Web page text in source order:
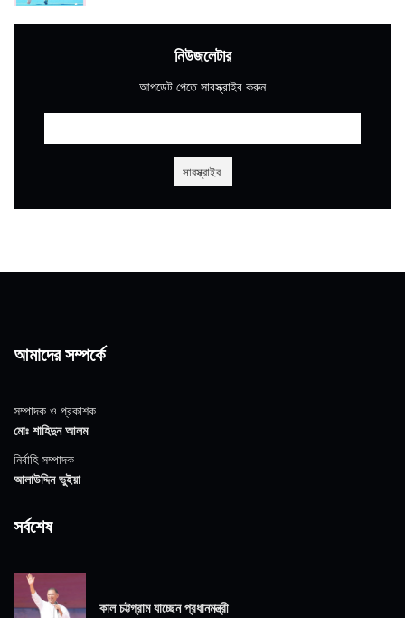
নিউজলেটার
আপডেট পেতে সাবস্ক্রাইব করুন
আমাদের সম্পর্কে
সম্পাদক ও প্রকাশক
মোঃ শাহিদুন আলম
নির্বাহি সম্পাদক
আলাউদ্দিন ভুইয়া
সর্বশেষ
কাল চট্টগ্রাম যাচ্ছেন প্রধানমন্ত্রী